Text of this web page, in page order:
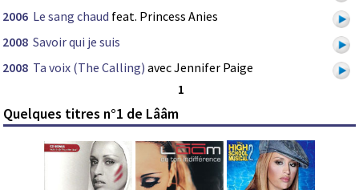
2006 Le sang chaud feat. Princess Anies
2008 Savoir qui je suis
2008 Ta voix (The Calling) avec Jennifer Paige
1
Quelques titres n°1 de Lââm